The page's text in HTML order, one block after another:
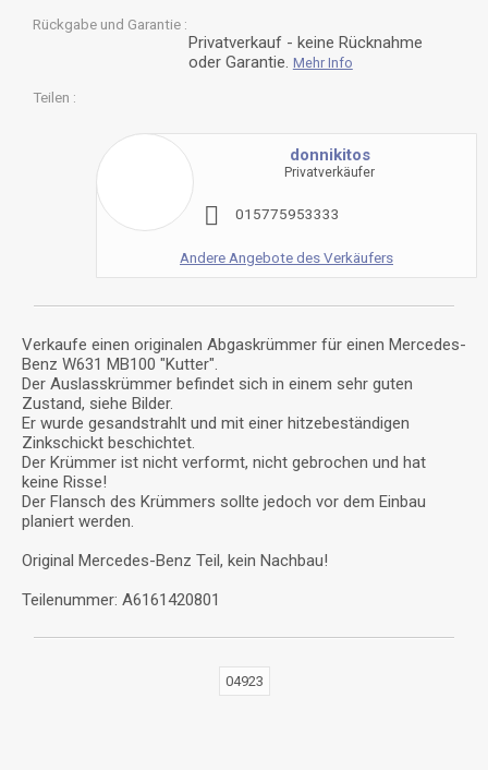
Rückgabe und Garantie
Privatverkauf - keine Rücknahme
oder Garantie. Mehr Info
Teilen
donnikitos
Privatverkäufer
3
3
3
3
5
9
5
7
7
5
1
0
Andere Angebote des Verkäufers
Verkaufe einen originalen Abgaskrümmer für einen Mercedes-
Benz W631 MB100 "Kutter".
Der Auslasskrümmer befindet sich in einem sehr guten
Zustand, siehe Bilder.
Er wurde gesandstrahlt und mit einer hitzebeständigen
Zinkschickt beschichtet.
Der Krümmer ist nicht verformt, nicht gebrochen und hat
keine Risse!
Der Flansch des Krümmers sollte jedoch vor dem Einbau
planiert werden.
Original Mercedes-Benz Teil, kein Nachbau!
Teilenummer: A6161420801
04923